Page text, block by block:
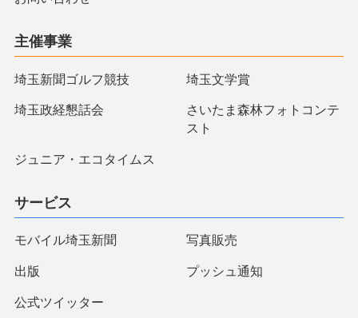
主催事業
埼玉新聞ゴルフ競技 埼玉文学賞
埼玉政経懇話会
さいたま森林フォトコンテ
スト
ジュニア・エコタイムス
サービス
モバイル埼玉新聞 写真販売
出版 プッシュ通知
公式ツイッター